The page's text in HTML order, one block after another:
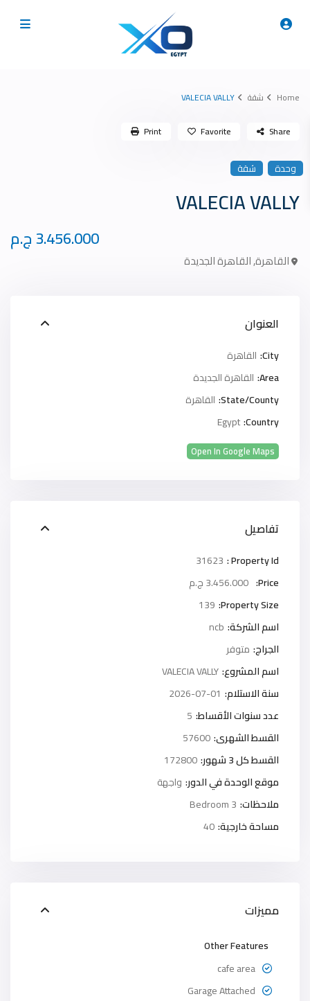
Home شقة VALECIA VALLY
وحدة شقة
VALECIA VALLY
القاهرة,القاهرة الجديدة
Share
Favorite
Print
العنوان
City: القاهرة
Area: القاهرة الجديدة
State/County: القاهرة
Country:
Egypt
Open In Google Maps
تفاصيل
Property Id :
31623
Price: 3.456.000 ج.م
Property Size:
139
اسم الشركة: ncb
الجراج: متوفر
اسم المشروع:VALECIA VALLY
سنة الاستلام: 2026-07-01
عدد سنوات الأقساط: 5
القسط الشهرى:57600
القسط كل 3 شهور:
172800
موقع الوحدة في الدور: واجهة
ملاحظات: 3 Bedroom
مساحة خارجية:40
مميزات
Other Features
cafe area
Garage Attached